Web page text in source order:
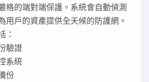
格的端對端保護。系統會自動偵測
用戶的資產提供全天候的防護網。
：
驗證
系統
份